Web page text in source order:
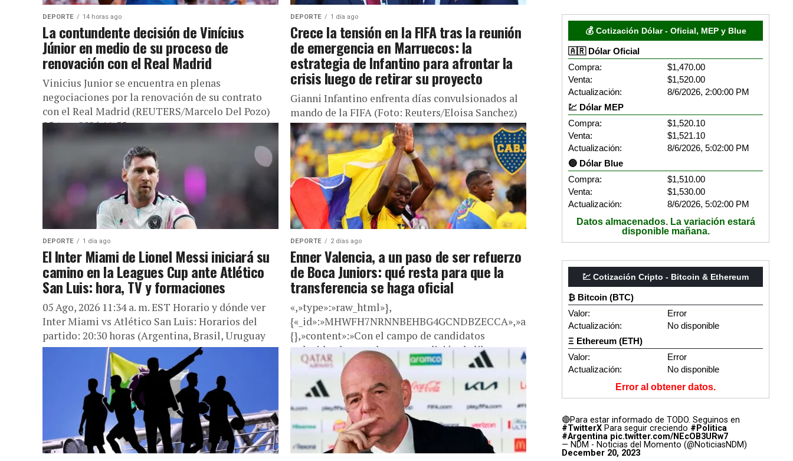
DEPORTE 14 horas ago
La contundente decisión de Vinícius
Júnior en medio de su proceso de
renovación con el Real Madrid
Vinicius Junior se encuentra en plenas
negociaciones por la renovación de su contrato
con el Real Madrid (REUTERS/Marcelo Del Pozo)
05 Ago, 2026 11:55 p. m....
DEPORTE 1 día ago
Crece la tensión en la FIFA tras la reunión
de emergencia en Marruecos: la
estrategia de Infantino para afrontar la
crisis luego de retirar su proyecto
Gianni Infantino enfrenta días convulsionados al
mando de la FIFA (Foto: Reuters/Eloisa Sanchez)
05 Ago, 2026 02:41 p. m. EST El proyecto fallido del
FIFA Forward...
DEPORTE 1 día ago
El Inter Miami de Lionel Messi iniciará su
camino en la Leagues Cup ante Atlético
San Luis: hora, TV y formaciones
05 Ago, 2026 11:34 a. m. EST Horario y dónde ver
Inter Miami vs Atlético San Luis: Horarios del
partido: 20:30 horas (Argentina, Brasil, Uruguay
y...
DEPORTE 2 días ago
Enner Valencia, a un paso de ser refuerzo
de Boca Juniors: qué resta para que la
transferencia se haga oficial
«,»type»:»raw_html»},
{«_id»:»MHWFH7NRNNBEHBG4GCNDBZECCA»,»additional_properties»:
{},»content»:»Con el campo de candidatos
reducido, dos nombres en condición de libre
ganaron terreno: Valencia y Ezequiel “Chimy”
Ávila. Según precisó ESPN, “Los dos nueves que...
💰 Cotización Dólar - Oficial, MEP y Blue
🇦🇷 Dólar Oficial
Compra:
$1,470.00
Venta:
$1,520.00
Actualización:
8/6/2026, 2:00:00 PM
💹 Dólar MEP
Compra:
$1,520.10
Venta:
$1,521.10
Actualización:
8/6/2026, 5:02:00 PM
🔵 Dólar Blue
Compra:
$1,510.00
Venta:
$1,530.00
Actualización:
8/6/2026, 5:02:00 PM
Datos almacenados. La variación estará
disponible mañana.
💹 Cotización Cripto - Bitcoin & Ethereum
₿ Bitcoin (BTC)
Valor:
Error
Actualización:
No disponible
Ξ Ethereum (ETH)
Valor:
Error
Actualización:
No disponible
Error al obtener datos.
🔴Para estar informado de TODO. Seguinos en
#TwitterX Para seguir creciendo #Politica
#Argentina pic.twitter.com/NEcOB3URw7
— NDM - Noticias del Momento (@NoticiasNDM)
December 20, 2023